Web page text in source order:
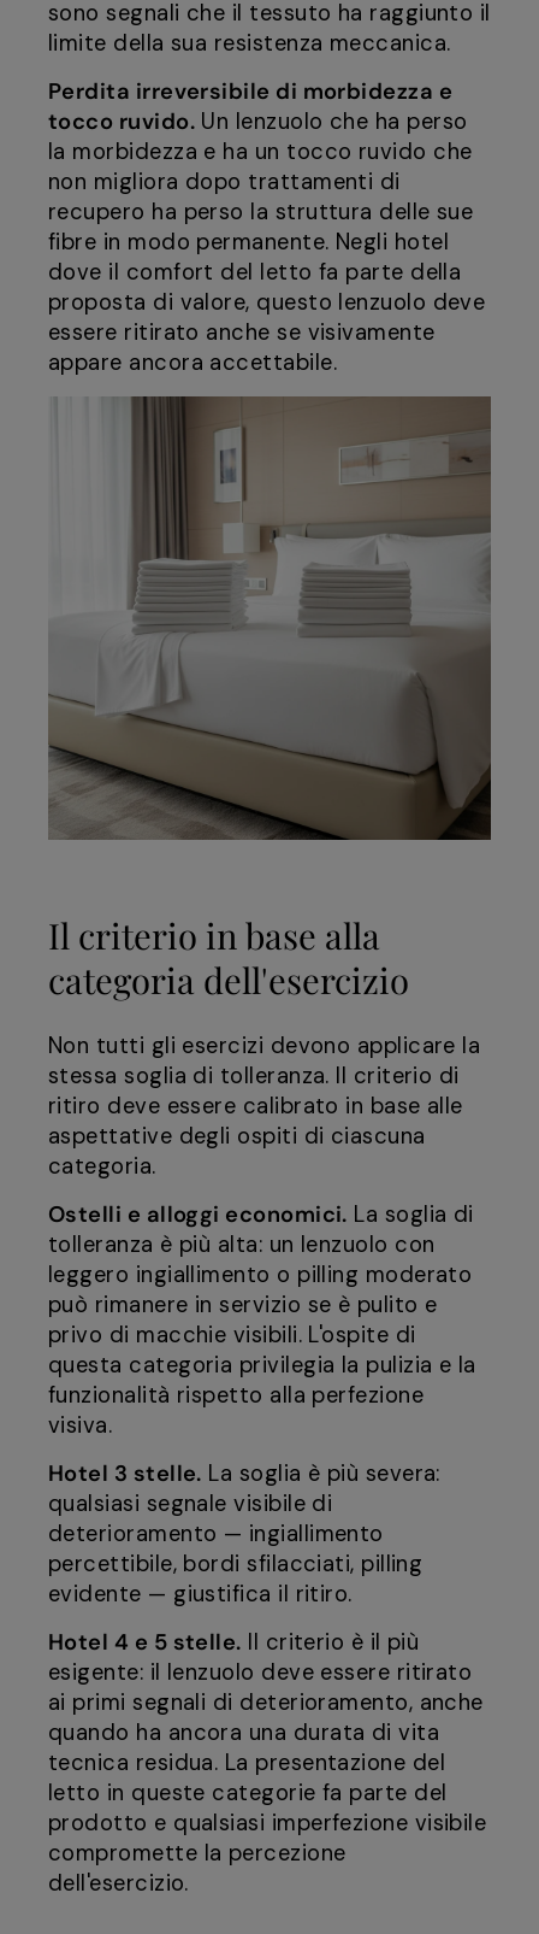
sono segnali che il tessuto ha raggiunto il
limite della sua resistenza meccanica.
Perdita irreversibile di morbidezza e
tocco ruvido.Un lenzuolo che ha perso
la morbidezza e ha un tocco ruvido che
non migliora dopo trattamenti di
recupero ha perso la struttura delle sue
fibre in modo permanente. Negli hotel
dove il comfort del letto fa parte della
proposta di valore, questo lenzuolo deve
essere ritirato anche se visivamente
appare ancora accettabile.
Il criterio in base alla
categoria dell'esercizio
Non tutti gli esercizi devono applicare la
stessa soglia di tolleranza. Il criterio di
ritiro deve essere calibrato in base alle
aspettative degli ospiti di ciascuna
categoria.
Ostelli e alloggi economici. La soglia di
tolleranza è più alta: un lenzuolo con
leggero ingiallimento o pilling moderato
può rimanere in servizio se è pulito e
privo di macchie visibili. L'ospite di
questa categoria privilegia la pulizia e la
funzionalità rispetto alla perfezione
visiva.
Hotel 3 stelle. La soglia è più severa:
qualsiasi segnale visibile di
deterioramento — ingiallimento
percettibile, bordi sfilacciati, pilling
evidente — giustifica il ritiro.
Hotel 4 e 5 stelle. Il criterio è il più
esigente: il lenzuolo deve essere ritirato
ai primi segnali di deterioramento, anche
quando ha ancora una durata di vita
tecnica residua. La presentazione del
letto in queste categorie fa parte del
prodotto e qualsiasi imperfezione visibile
compromette la percezione
dell'esercizio.